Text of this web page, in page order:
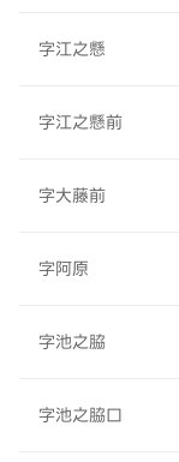
字江之懸
字江之懸前
字大藤前
字阿原
字池之脇
字池之脇口